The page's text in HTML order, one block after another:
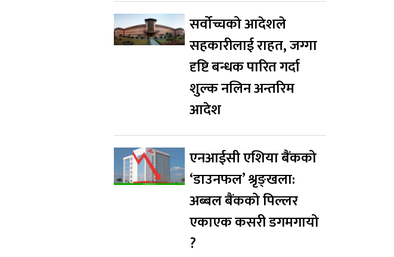
सर्वोच्चको आदेशले
सहकारीलाई राहत, जग्गा
दृष्टि बन्धक पारित गर्दा
शुल्क नलिन अन्तरिम
आदेश
एनआईसी एशिया बैंकको
‘डाउनफल’ श्रृङ्खला:
अब्बल बैंकको पिल्लर
एकाएक कसरी डगमगायो
?